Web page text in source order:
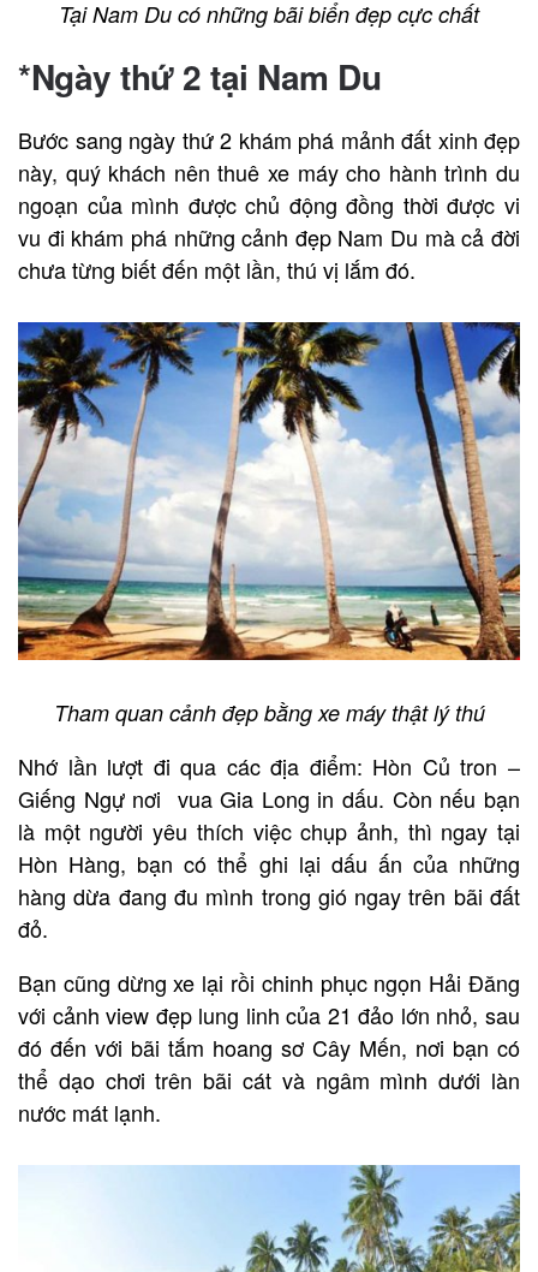
Tại Nam Du có những bãi biển đẹp cực chất
*Ngày thứ 2 tại Nam Du
Bước sang ngày thứ 2 khám phá mảnh đất xinh đẹp
này, quý khách nên thuê xe máy cho hành trình du
ngoạn của mình được chủ động đồng thời được vi
vu đi khám phá những cảnh đẹp Nam Du mà cả đời
chưa từng biết đến một lần, thú vị lắm đó.
Tham quan cảnh đẹp bằng xe máy thật lý thú
Nhớ lần lượt đi qua các địa điểm: Hòn Củ tron –
Giếng Ngự nơi vua Gia Long in dấu. Còn nếu bạn
là một người yêu thích việc chụp ảnh, thì ngay tại
Hòn Hàng, bạn có thể ghi lại dấu ấn của những
hàng dừa đang đu mình trong gió ngay trên bãi đất
đỏ.
Bạn cũng dừng xe lại rồi chinh phục ngọn Hải Đăng
với cảnh view đẹp lung linh của 21 đảo lớn nhỏ, sau
đó đến với bãi tắm hoang sơ Cây Mến, nơi bạn có
thể dạo chơi trên bãi cát và ngâm mình dưới làn
nước mát lạnh.